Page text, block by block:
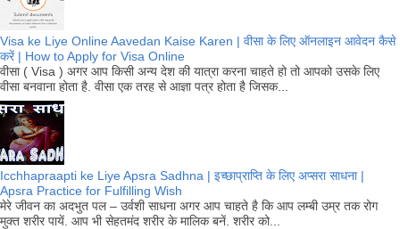
Visa ke Liye Online Aavedan Kaise Karen | वीसा के लिए ऑनलाइन आवेदन कैसे
करें | How to Apply for Visa Online
वीसा ( Visa ) अगर आप किसी अन्य देश की यात्रा करना चाहते हो तो आपको उसके लिए
वीसा बनवाना होता है. वीसा एक तरह से आज्ञा पत्र होता है जिसक...
Icchhapraapti ke Liye Apsra Sadhna | इच्छाप्राप्ति के लिए अप्सरा साधना |
Apsra Practice for Fulfilling Wish
मेरे जीवन का अदभुत पल – उर्वशी साधना अगर आप चाहते है कि आप लम्बी उम्र तक रोग
मुक्त शरीर पायें. आप भी सेहतमंद शरीर के मालिक बनें. शरीर को...